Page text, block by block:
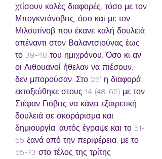
χτίσουν καλές διαφορές, τόσο με τον
Μπογκντάνοβιτς, όσο και με τον
Μιλουτίνοβ που έκανε καλή δουλειά
απέναντι στον Βαλαντσιούνας έως
το 39-48 του ημιχρόνου. Όσο κι αν
οι Λιθουανοί ήθελαν να πιέσουν,
δεν μπορούσαν. Στο 25' η διαφορά
εκτοξεύθηκε στους 14 (48-62) με τον
Στέφαν Γιόβιτς να κάνει εξαιρετική
δουλειά σε σκοράρισμα και
δημιουργία, αυτός έγραψε και το 51-
65 ξανά από την περιφέρεια, με το
55-73 στο τέλος της τρίτης